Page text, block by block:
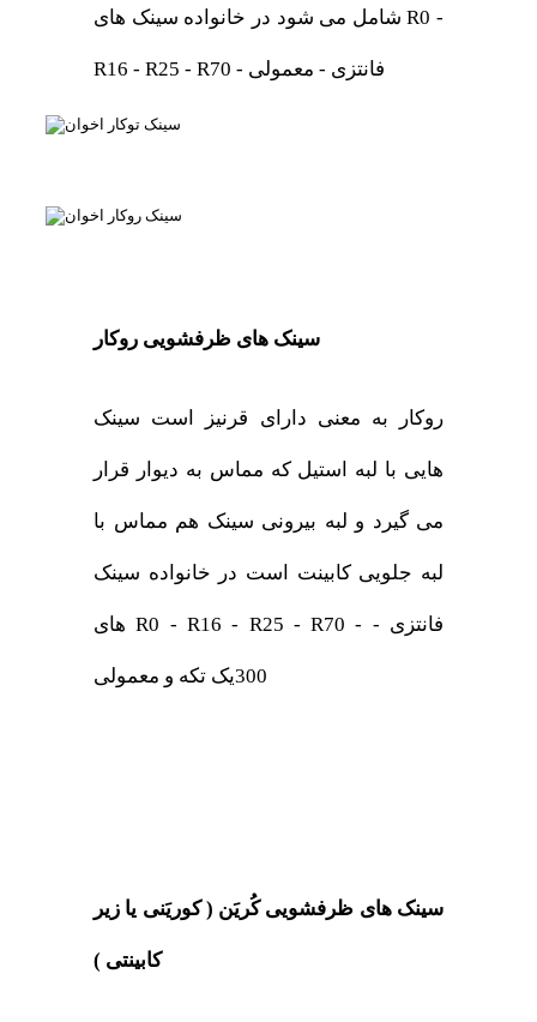
شامل می شود در خانواده سینک های R0 -
R16 - R25 - R70 - فانتزی - معمولی
سینک های ظرفشویی روکار
روکار به معنی دارای قرنیز است سینک
هایی با لبه استیل که مماس به دیوار قرار
می گیرد و لبه بیرونی سینک هم مماس با
لبه جلویی کابینت است در خانواده سینک
های R0 - R16 - R25 - R70 - فانتزی -
300یک تکه و معمولی
سینک های ظرفشویی کُریَن ( کوریَنی یا زیر
کابینتی )